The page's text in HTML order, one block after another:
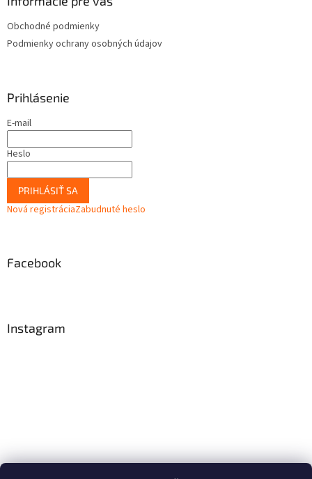
Obchodné podmienky
Podmienky ochrany osobných údajov
Prihlásenie
E-mail
Heslo
PRIHLÁSIŤ SA
Nová registráciaZabudnuté heslo
Facebook
Instagram